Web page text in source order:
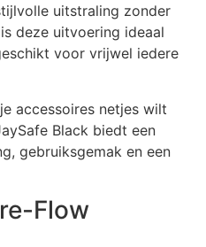
uitstraling zonder
deze uitvoering ideaal
voor vrijwel iedere
accessoires netjes wilt
Black biedt een
gebruiksgemak en een
Flow